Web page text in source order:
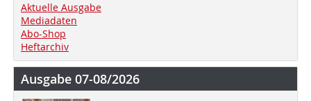
Aktuelle Ausgabe
Mediadaten
Abo-Shop
Heftarchiv
Ausgabe 07-08/2026